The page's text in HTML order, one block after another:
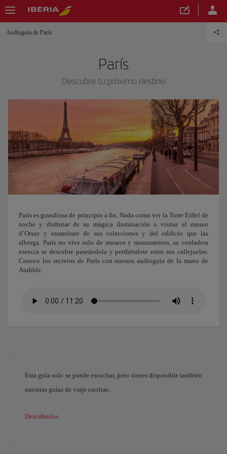
Audioguía de París
París
Descubre tu próximo destino
París es grandiosa de principio a fin. Nada como ver la Torre Eiffel de
noche y disfrutar de su mágica iluminación o visitar el museo
d’Orsay y enamórate de sus colecciones y del edificio que las
alberga. París no vive solo de museos y monumentos, su verdadera
esencia se descubre paseándola y perdiéndote entre sus callejuelas.
Conoce los secretos de París con nuestra audioguía de la mano de
Audible.
Esta guía solo se puede escuchar, pero tienes disponible también
nuestras guías de viaje escritas.
Descúbrelos